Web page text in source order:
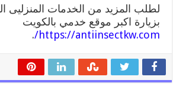
لطلب المزيد من الخدمات المنزليى
بزيارة اكبر موقع خدمي بالكويت
https://antiinsectkw.com/
.